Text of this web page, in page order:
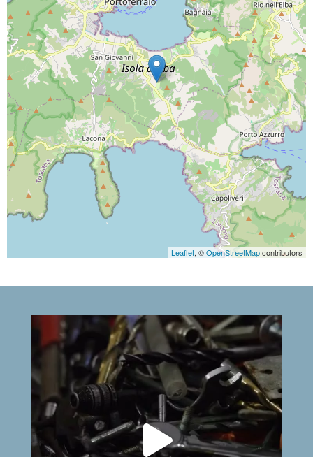
Leaflet, ©OpenStreetMapcontributors